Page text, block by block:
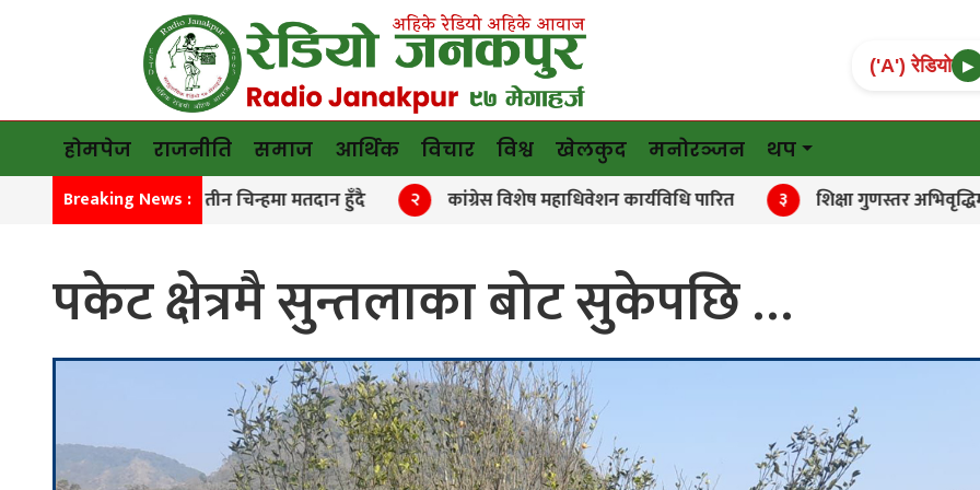
('A') रेडियो ▶
होमपेज राजनीति समाज आर्थिक विचार विश्व खेलकुद मनोरञ्जन थप
Breaking News :
मनाङमा तीन चिन्हमा मतदान हुँदै २ कांग्रेस विशेष महाधिवेशन कार्यविधि पारित ३ शिक्षा गुणस्तर अभिवृद्धिमा
पकेट क्षेत्रमै सुन्तलाका बोट सुकेपछि …